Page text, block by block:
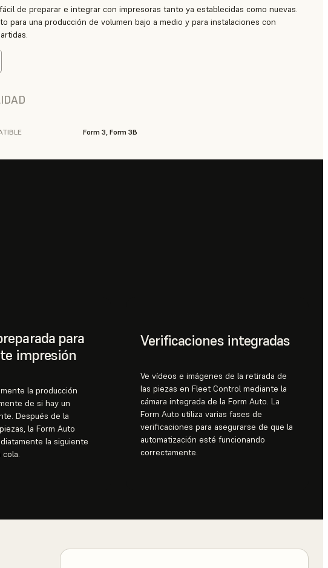
de preparar e integrar con impresoras tanto ya establecidas como nuevas.
para una producción de volumen bajo a medio y para instalaciones con
Form 3, Form 3B
para
impresión
la producción
de si hay un
Después de la
la Form Auto
la siguiente
Verificaciones integradas
Ve vídeos e imágenes de la retirada de
las piezas en Fleet Control mediante la
cámara integrada de la Form Auto. La
Form Auto utiliza varias fases de
verificaciones para asegurarse de que la
automatización esté funcionando
correctamente.